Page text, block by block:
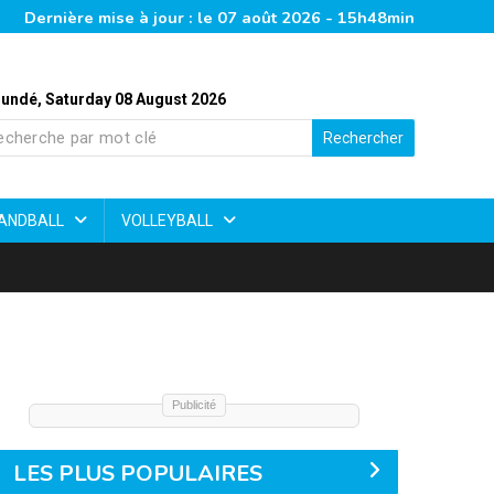
Dernière mise à jour : le 07 août 2026 - 15h48min
Saturday 08 August 2026
Rechercher
VOLLEYBALL
Publicité
LES PLUS POPULAIRES